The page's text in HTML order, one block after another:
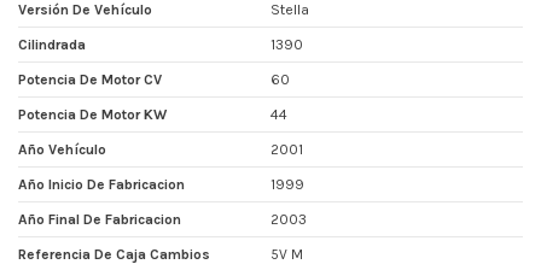
Versión De Vehículo Stella
Cilindrada 1390
Potencia De Motor CV 60
Potencia De Motor KW 44
Año Vehículo 2001
Año Inicio De Fabricacion 1999
Año Final De Fabricacion 2003
Referencia De Caja Cambios 5V M